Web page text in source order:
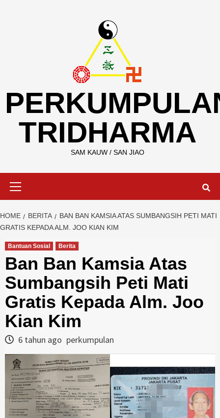
TRIDHARMA
SAM KAUW / SAN JIAO
HOME BERITA
BAN BAN KAMSIA ATAS SUMBANGSIH PETI MATI
GRATIS KEPADA ALM. JOO KIAN KIM
Bantuan Sosial Berita
Ban Ban Kamsia Atas
Sumbangsih Peti Mati
Gratis Kepada Alm. Joo
Kian Kim
6 tahun ago perkumpulan